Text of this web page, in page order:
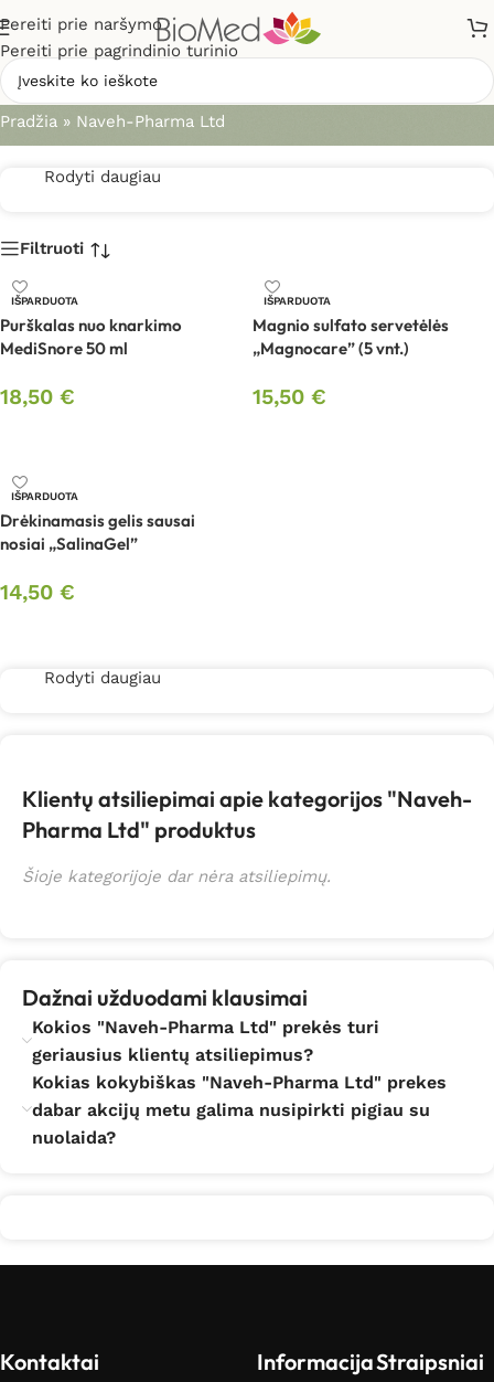
Pereiti prie naršymo
Pereiti prie pagrindinio turinio
Naveh-Pharma Ltd
Pradžia » Naveh-Pharma Ltd
Rodyti daugiau
Filtruoti
IŠPARDUOTA
Purškalas nuo knarkimo
MediSnore 50 ml
18,50 €
IŠPARDUOTA
Magnio sulfato servetėlės
„Magnocare” (5 vnt.)
15,50 €
IŠPARDUOTA
Drėkinamasis gelis sausai
nosiai „SalinaGel”
14,50 €
Rodyti daugiau
Klientų atsiliepimai apie kategorijos "Naveh-
Pharma Ltd" produktus
Šioje kategorijoje dar nėra atsiliepimų.
Dažnai užduodami klausimai
Kokios "Naveh-Pharma Ltd" prekės turi
geriausius klientų atsiliepimus?
Kokias kokybiškas "Naveh-Pharma Ltd" prekes
dabar akcijų metu galima nusipirkti pigiau su
nuolaida?
Kontaktai InformacijaStraipsniai